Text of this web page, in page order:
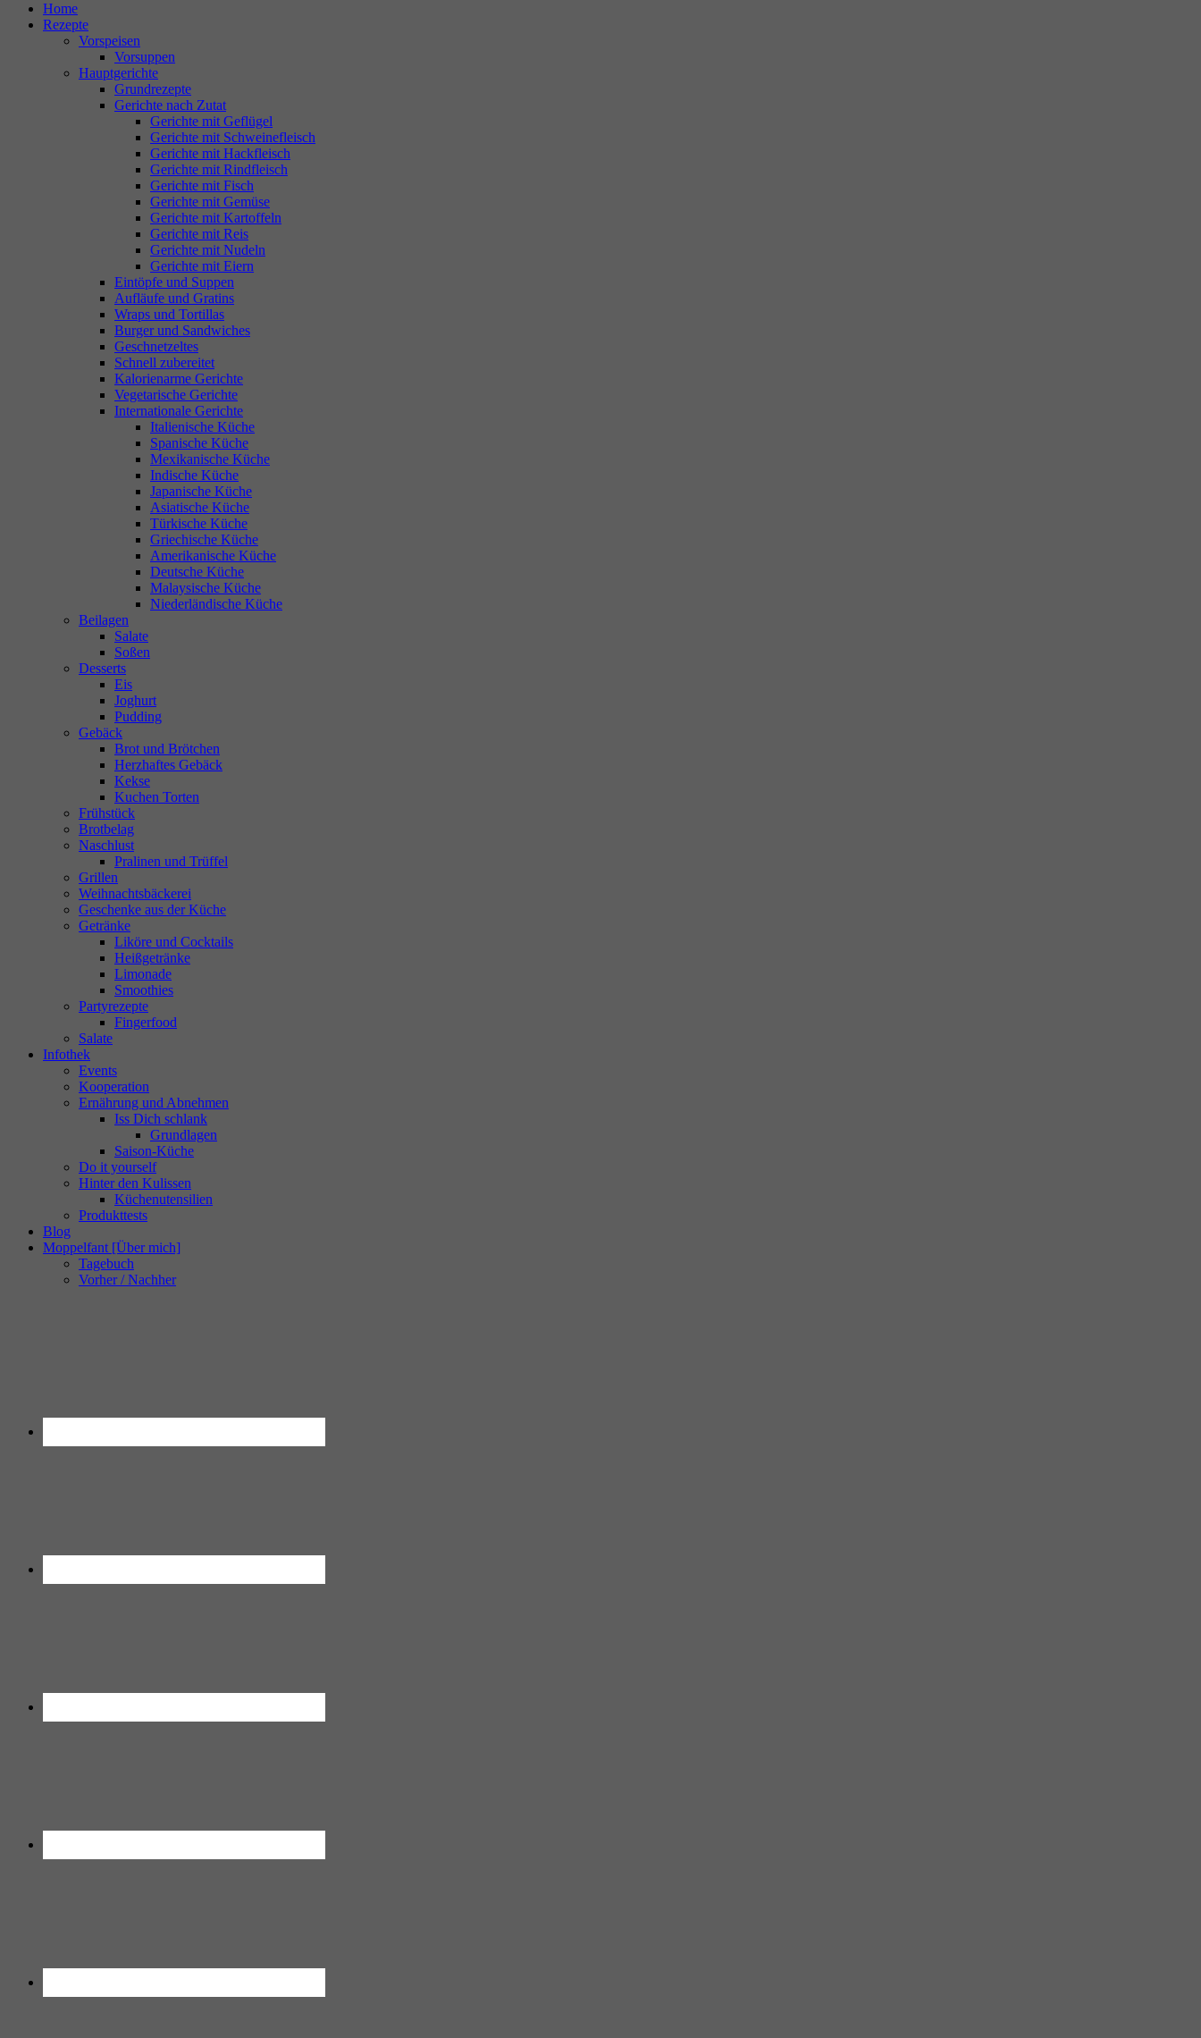
Home
Rezepte
Vorspeisen
Vorsuppen
Hauptgerichte
Grundrezepte
Gerichte nach Zutat
Gerichte mit Geflügel
Gerichte mit Schweinefleisch
Gerichte mit Hackfleisch
Gerichte mit Rindfleisch
Gerichte mit Fisch
Gerichte mit Gemüse
Gerichte mit Kartoffeln
Gerichte mit Reis
Gerichte mit Nudeln
Gerichte mit Eiern
Eintöpfe und Suppen
Aufläufe und Gratins
Wraps und Tortillas
Burger und Sandwiches
Geschnetzeltes
Schnell zubereitet
Kalorienarme Gerichte
Vegetarische Gerichte
Internationale Gerichte
Italienische Küche
Spanische Küche
Mexikanische Küche
Indische Küche
Japanische Küche
Asiatische Küche
Türkische Küche
Griechische Küche
Amerikanische Küche
Deutsche Küche
Malaysische Küche
Niederländische Küche
Beilagen
Salate
Soßen
Desserts
Eis
Joghurt
Pudding
Gebäck
Brot und Brötchen
Herzhaftes Gebäck
Kekse
Kuchen Torten
Frühstück
Brotbelag
Naschlust
Pralinen und Trüffel
Grillen
Weihnachtsbäckerei
Geschenke aus der Küche
Getränke
Liköre und Cocktails
Heißgetränke
Limonade
Smoothies
Partyrezepte
Fingerfood
Salate
Infothek
Events
Kooperation
Ernährung und Abnehmen
Iss Dich schlank
Grundlagen
Saison-Küche
Do it yourself
Hinter den Kulissen
Küchenutensilien
Produkttests
Blog
Moppelfant [Über mich]
Tagebuch
Vorher / Nachher